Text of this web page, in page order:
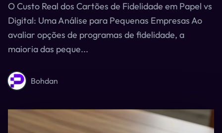
O Custo Real dos Cartões de Fidelidade em Papel vs
Digital: Uma Análise para Pequenas Empresas Ao
avaliar opções de programas de fidelidade, a
maioria das peque...
Bohdan